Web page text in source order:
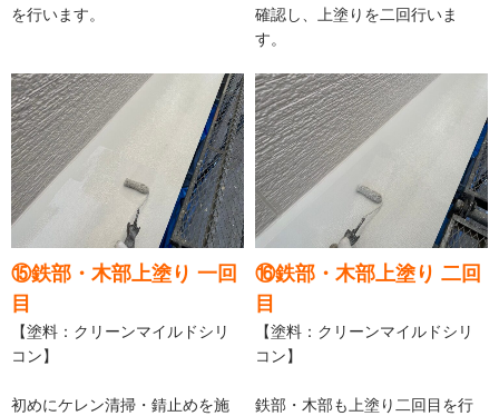
を行います。
確認し、上塗りを二回行いま
す。
⑮鉄部・木部上塗り 一回
目
【塗料：クリーンマイルドシリ
コン】
初めにケレン清掃・錆止めを施
⑯鉄部・木部上塗り 二回
目
【塗料：クリーンマイルドシリ
コン】
鉄部・木部も上塗り二回目を行